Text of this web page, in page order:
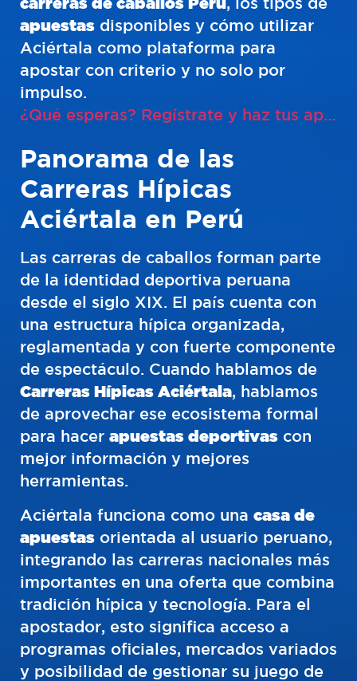
apuestas disponibles y cómo utilizar
Aciértala como plataforma para
apostar con criterio y no solo por
impulso.
¿Qué esperas? Regístrate y haz tus apuestas Aciértala.
Panorama de las
Carreras Hípicas
Aciértala en Perú
Las carreras de caballos forman parte
de la identidad deportiva peruana
desde el siglo XIX. El país cuenta con
una estructura hípica organizada,
reglamentada y con fuerte componente
de espectáculo. Cuando hablamos de
Carreras Hípicas Aciértala, hablamos
de aprovechar ese ecosistema formal
para hacer apuestas deportivas con
mejor información y mejores
herramientas.
Aciértala funciona como una casa de
apuestas orientada al usuario peruano,
integrando las carreras nacionales más
importantes en una oferta que combina
tradición hípica y tecnología. Para el
apostador, esto significa acceso a
programas oficiales, mercados variados
y posibilidad de gestionar su juego de